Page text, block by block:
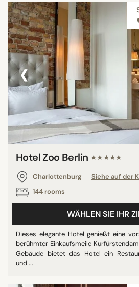
‹
Hotel Zoo Berlin ★★★★★
Charlottenburg
Siehe auf der
144 rooms
WÄHLEN SIE IHR
Dieses elegante Hotel genießt eine
berühmter Einkaufsmeile
Gebäude bietet das Hotel ein
und ...